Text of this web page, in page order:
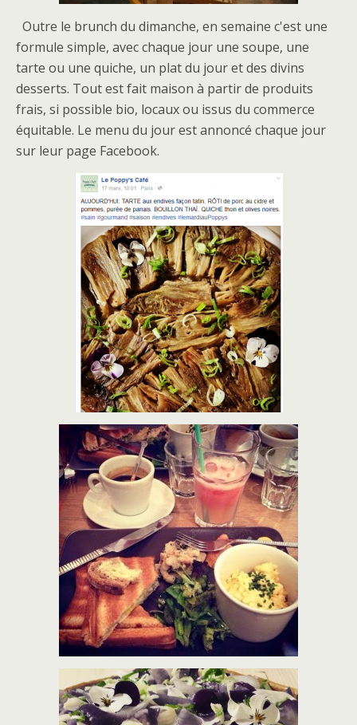
Outre le brunch du dimanche, en semaine c'est une
formule simple, avec chaque jour une soupe, une
tarte ou une quiche, un plat du jour et des divins
desserts. Tout est fait maison à partir de produits
frais, si possible bio, locaux ou issus du commerce
équitable. Le menu du jour est annoncé chaque jour
sur leur page Facebook.